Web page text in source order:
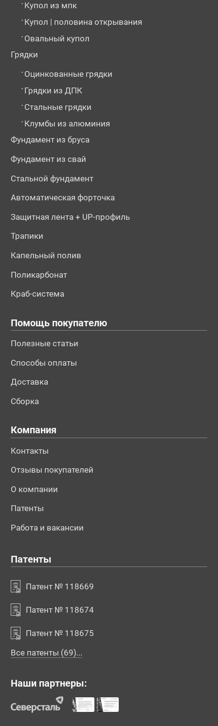
- Купол из мпк
- Купол | половина открывания
- Овальный купол
Грядки
- Оцинкованные грядки
- Грядки из ДПК
- Стальные грядки
- Клумбы из алюминия
Фундамент из бруса
Фундамент из свай
Стальной фундамент
Автоматическая форточка
Защитная лента + UP-профиль
Трапики
Капельный полив
Поликарбонат
Краб-система
Помощь покупателю
Полезные статьи
Способы оплаты
Доставка
Сборка
Компания
Контакты
Отзывы покупателей
О компании
Патенты
Работа и вакансии
Патенты
Патент № 118669
Патент № 118674
Патент № 118675
Все патенты (69)...
Наши партнеры: